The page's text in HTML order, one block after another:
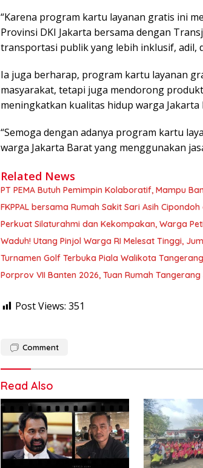
“Karena program kartu layanan gratis ini
Provinsi DKI Jakarta bersama dengan
transportasi publik yang lebih inklusif, adil,
Ia juga berharap, program kartu layanan
masyarakat, tetapi juga mendorong
meningkatkan kualitas hidup warga Jakarta
“Semoga dengan adanya program kartu
warga Jakarta Barat yang menggunakan
Related News
PT PEMA Butuh Pemimpin Kolaboratif, Mampu
FKPPAL bersama Rumah Sakit Sari Asih
Perkuat Silaturahmi dan Kekompakan, Warga
Waduh! Utang Pinjol Warga RI Melesat Tinggi,
Turnamen Golf Terbuka Piala Walikota
Porprov VII Banten 2026, Tuan Rumah
Post Views: 351
Comment
Read Also